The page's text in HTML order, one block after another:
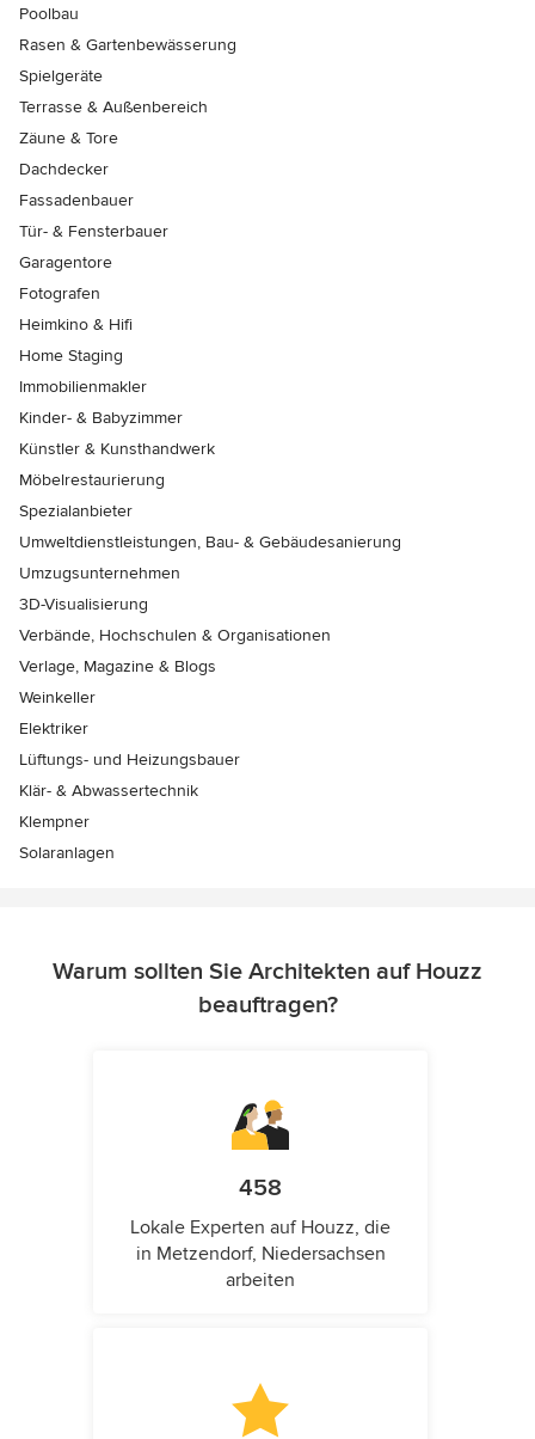
Poolbau
Rasen & Gartenbewässerung
Spielgeräte
Terrasse & Außenbereich
Zäune & Tore
Dachdecker
Fassadenbauer
Tür- & Fensterbauer
Garagentore
Fotografen
Heimkino & Hifi
Home Staging
Immobilienmakler
Kinder- & Babyzimmer
Künstler & Kunsthandwerk
Möbelrestaurierung
Spezialanbieter
Umweltdienstleistungen, Bau- & Gebäudesanierung
Umzugsunternehmen
3D-Visualisierung
Verbände, Hochschulen & Organisationen
Verlage, Magazine & Blogs
Weinkeller
Elektriker
Lüftungs- und Heizungsbauer
Klär- & Abwassertechnik
Klempner
Solaranlagen
Warum sollten Sie Architekten auf Houzz
beauftragen?
458
Lokale Experten auf Houzz, die
in Metzendorf, Niedersachsen
arbeiten